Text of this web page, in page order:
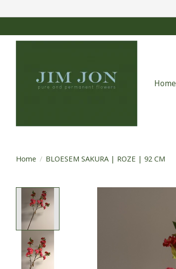
Home
Home / BLOESEM SAKURA | ROZE | 92 CM